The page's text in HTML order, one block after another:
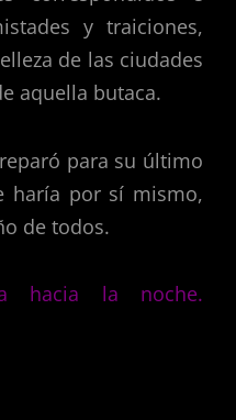
y traiciones,
de las ciudades
aquella butaca.
para su último
haría por sí mismo,
de todos.
hacia la noche.